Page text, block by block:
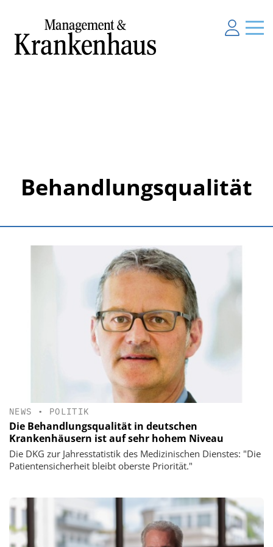
Behandlungsqualität
NEWS • POLITIK
Die Behandlungsqualität in deutschen
Krankenhäusern ist auf sehr hohem Niveau
Die DKG zur Jahresstatistik des Medizinischen Dienstes: "Die
Patientensicherheit bleibt oberste Priorität."